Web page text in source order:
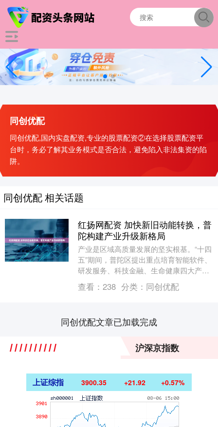
同创优配
同创优配,国内实盘配资,专业的股票配资②在选择股票配资平
台时，务必了解其业务模式是否合法，避免陷入非法集资的陷
阱。
同创优配 相关话题
红扬网配资 加快新旧动能转换，普
陀构建产业升级新格局
产业是区域高质量发展的坚实根基。“十四
五”期间，普陀区提出重点培育智能软件、
研发服务、科技金融、生命健康四大产
业，截至目前，四大重点培育产业已提前
完成“十四五”....
查看： 238 分类： 同创优配
同创优配文章已加载完成
沪深京指数
上证综指 3900.35 +21.92 +0.57%